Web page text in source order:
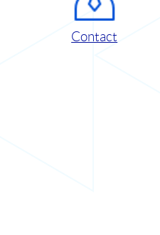
Contact